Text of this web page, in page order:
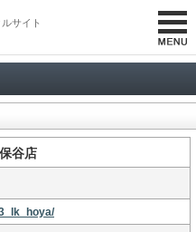
サイト
谷店